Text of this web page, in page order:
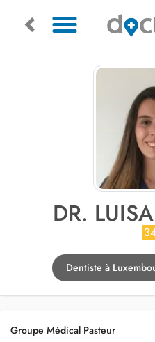
DR.
Dentiste à
Groupe Médical Pasteur